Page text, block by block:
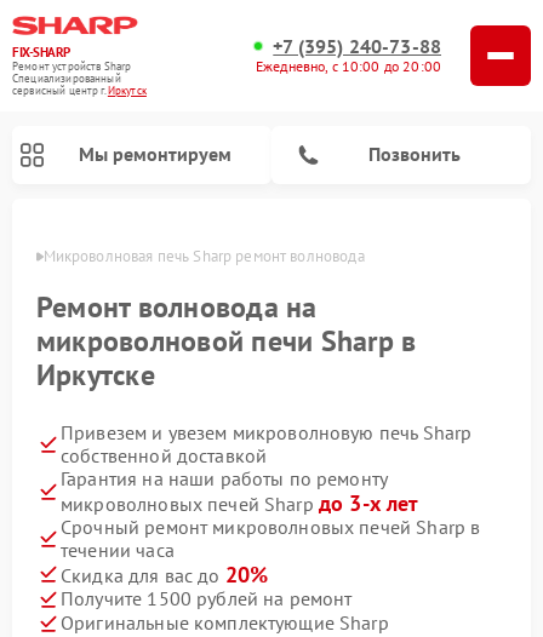
FIX-SHARP
Ремонт устройств Sharp
Специализированный
cервисный центр г.Иркутск
+7 (395) 240-73-88
Ежедневно, с 10:00 до 20:00
Мы ремонтируем Позвонить
Микроволновая печь Sharp ремонт волновода
Ремонт волновода на
микроволновой печи Sharp в
Иркутске
Привезем и увезем микроволновую печь Sharp
собственной доставкой
Гарантия на наши работы по ремонту
микроволновых печей Sharp до 3-х лет
Срочный ремонт микроволновых печей Sharp в
течении часа
Скидка для вас до 20%
Получите 1500 рублей на ремонт
Оригинальные комплектующие Sharp